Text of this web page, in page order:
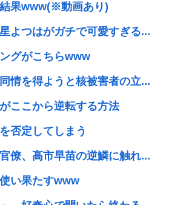
結果www(※動画あり)
よつはがガチで可愛すぎる...
グがこちらwww
情を得ようと核被害者の立...
ここから逆転する方法
否定してしまう
僚、高市早苗の逆鱗に触れ...
い果たすwww